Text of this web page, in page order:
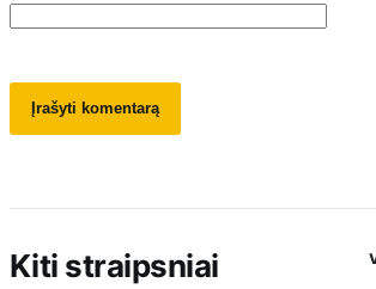
Kiti straipsniai